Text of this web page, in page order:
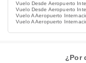
Vuelo Desde Aeropuerto
Vuelo Desde Aeropuerto
Vuelo A Aeropuerto
Vuelo A Aeropuerto
¿Por